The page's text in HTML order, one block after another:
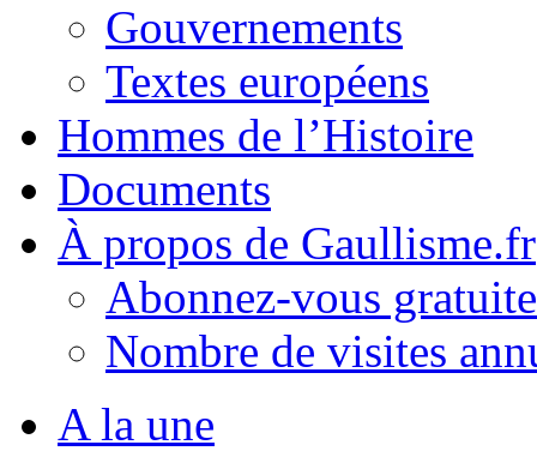
Gouvernements
Textes européens
Hommes de l’Histoire
Documents
À propos de Gaullisme.fr
Abonnez-vous
Nombre de visites
A la une